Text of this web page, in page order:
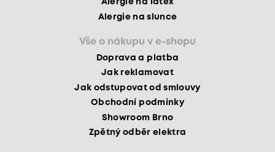
Alergie na latex
Alergie na slunce
Vše o nákupu v e-shopu
Doprava a platba
Jak reklamovat
Jak odstupovat od smlouvy
Obchodní podmínky
Showroom Brno
Zpětný odběr elektra